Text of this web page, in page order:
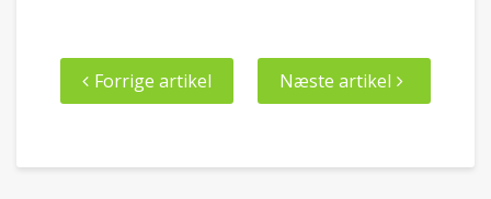
Forrige artikel Næste artikel